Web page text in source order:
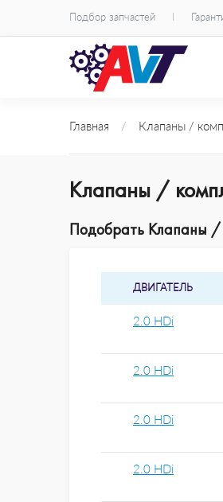
Подбор запчастей
Главная / Клапаны /
Клапаны /
Подобрать Клапаны /
ДВИГАТЕЛЬ
2.0 HDi
2.0 HDi
2.0 HDi
2.0 HDi